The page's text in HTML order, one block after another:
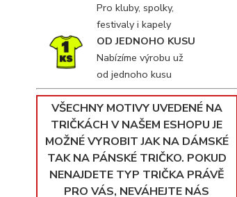
Pro kluby, spolky,
festivaly i kapely
OD JEDNOHO KUSU
Nabízíme výrobu už
od jednoho kusu
VŠECHNY MOTIVY UVEDENÉ NA
TRIČKÁCH V NAŠEM ESHOPU JE
MOŽNÉ VYROBIT JAK NA DÁMSKÉ
TAK NA PÁNSKÉ TRIČKO. POKUD
NENAJDETE TYP TRIČKA PRÁVĚ
PRO VÁS, NEVÁHEJTE NÁS